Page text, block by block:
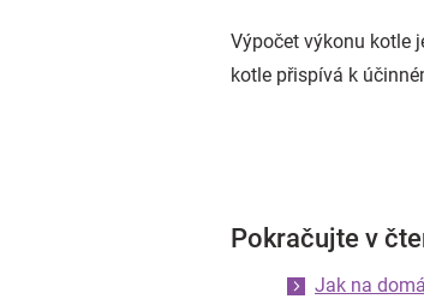
Výpočet výkonu kotle
kotle přispívá k
Pokračujte v
Jak na